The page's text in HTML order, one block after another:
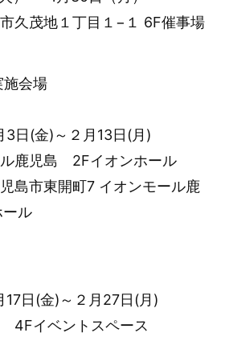
久茂地１丁目１−１ 6F催事場
施会場
日(金)～２月13日(月)
鹿児島 2Fイオンホール
島市東開町7 イオンモール鹿
ル
日(金)～２月27日(月)
4Fイベントスペース